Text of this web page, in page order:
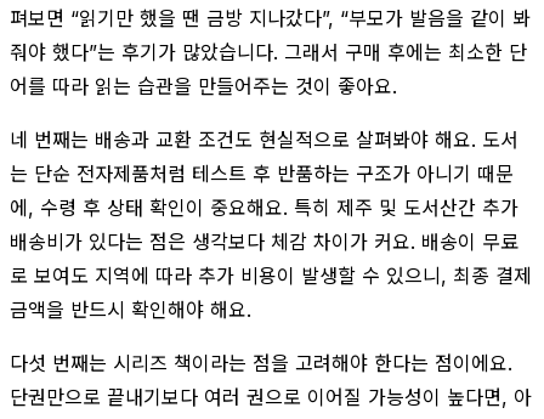
펴보면 “읽기만 했을 땐 금방 지나갔다”, “부모가 발음을 같이 봐
줘야 했다”는 후기가 많았습니다. 그래서 구매 후에는 최소한 단
어를 따라 읽는 습관을 만들어주는 것이 좋아요.
네 번째는 배송과 교환 조건도 현실적으로 살펴봐야 해요. 도서
는 단순 전자제품처럼 테스트 후 반품하는 구조가 아니기 때문
에, 수령 후 상태 확인이 중요해요. 특히 제주 및 도서산간 추가
배송비가 있다는 점은 생각보다 체감 차이가 커요. 배송이 무료
로 보여도 지역에 따라 추가 비용이 발생할 수 있으니, 최종 결제
금액을 반드시 확인해야 해요.
다섯 번째는 시리즈 책이라는 점을 고려해야 한다는 점이에요.
단권만으로 끝내기보다 여러 권으로 이어질 가능성이 높다면, 아